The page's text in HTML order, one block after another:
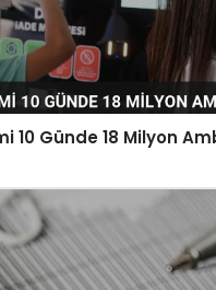
10 Günde 18 Milyon